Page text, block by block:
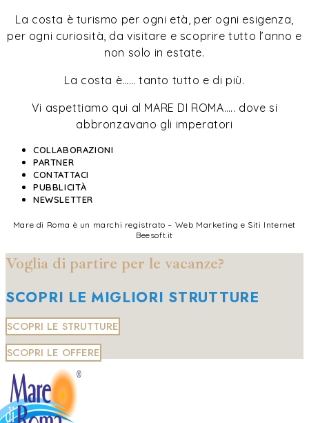
La costa è turismo per ogni età, per ogni esigenza,
per ogni curiosità, da visitare e scoprire tutto l’anno e
non solo in estate.
La costa è…… tanto tutto e di più.
Vi aspettiamo qui al MARE DI ROMA….. dove si
abbronzavano gli imperatori
COLLABORAZIONI
PARTNER
CONTATTACI
PUBBLICITÀ
NEWSLETTER
Mare di Roma è un marchi registrato – Web Marketing e Siti Internet
Beesoft.it
Voglia di partire per le vacanze?
SCOPRI LE MIGLIORI STRUTTURE
SCOPRI LE STRUTTURE
SCOPRI LE OFFERE